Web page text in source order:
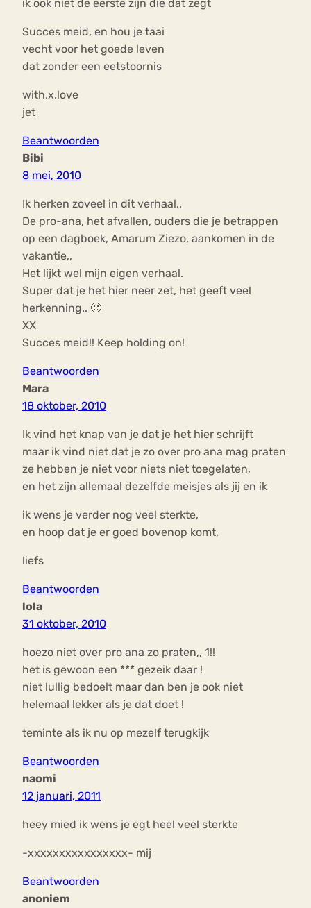
ik ook niet de eerste zijn die dat zegt
Succes meid, en hou je taai
vecht voor het goede leven
dat zonder een eetstoornis
with.x.love
jet
Beantwoorden
Bibi
8 mei, 2010
Ik herken zoveel in dit verhaal..
De pro-ana, het afvallen, ouders die je betrappen
op een dagboek, Amarum Ziezo, aankomen in de
vakantie,,
Het lijkt wel mijn eigen verhaal.
Super dat je het hier neer zet, het geeft veel
herkenning.. 🙂
XX
Succes meid!! Keep holding on!
Beantwoorden
Mara
18 oktober, 2010
Ik vind het knap van je dat je het hier schrijft
maar ik vind niet dat je zo over pro ana mag praten
ze hebben je niet voor niets niet toegelaten,
en het zijn allemaal dezelfde meisjes als jij en ik
ik wens je verder nog veel sterkte,
en hoop dat je er goed bovenop komt,
liefs
Beantwoorden
lola
31 oktober, 2010
hoezo niet over pro ana zo praten,, 1!!
het is gewoon een *** gezeik daar !
niet lullig bedoelt maar dan ben je ook niet
helemaal lekker als je dat doet !
teminte als ik nu op mezelf terugkijk
Beantwoorden
naomi
12 januari, 2011
heey mied ik wens je egt heel veel sterkte
-xxxxxxxxxxxxxxxx- mij
Beantwoorden
anoniem